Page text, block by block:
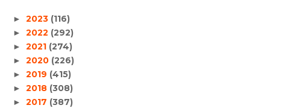
► 2023 (116)
► 2022 (292)
► 2021 (274)
► 2020 (226)
► 2019 (415)
► 2018 (308)
► 2017 (387)